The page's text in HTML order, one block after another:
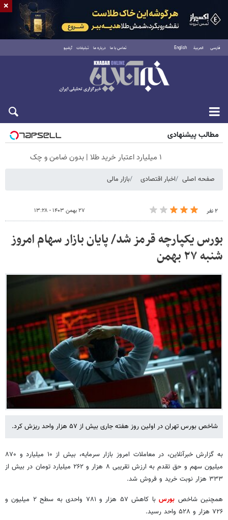
فارسی العربية English تماس با ما درباره ما تبلیغات آرشیو
جمعه ۱۶ مرداد ۱۴۰۵
مطالب پیشنهادی
۱ میلیارد اعتبار خرید طلا | بدون ضامن و چک
صفحه اصلی اخبار اقتصادی بازار مالی
۲ نفر ۲۷ بهمن ۱۴۰۳ - ۱۳:۲۸
بورس یکپارچه قرمز شد/ پایان بازار سهام امروز
شنبه ۲۷ بهمن
شاخص بورس تهران در اولین روز هفته جاری بیش از ۵۷ هزار واحد ریزش کرد.
به گزارش خبرآنلاین، در معاملات امروز بازار سرمایه، بیش از ۱۰ میلیارد و ۸۷۰
میلیون سهم و حق تقدم به ارزش تقریبی ۸ هزار و ۲۶۲ میلیارد تومان در بیش از
۳۳۳ هزار نوبت خرید و فروش شد.
همچنین شاخص بورس
با کاهش ۵۷ هزار و ۷۸۱ واحدی به سطح ۲ میلیون و
۷۲۶ هزار و ۵۲۸ واحد رسید.
×